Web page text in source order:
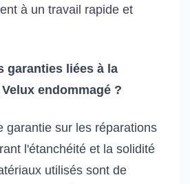
à un travail rapide et
garanties liées à la
endommagé ?
garantie sur les réparations
l'étanchéité et la solidité
utilisés sont de